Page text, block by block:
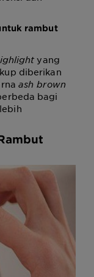
rambut
yang
diberikan
ash brown
bagi